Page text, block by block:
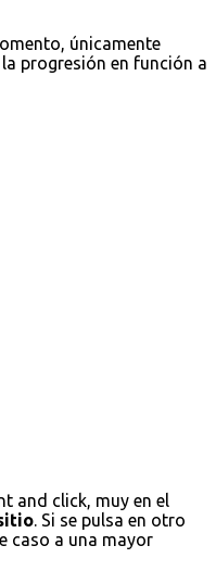
únicamente
progresión en función a
and click, muy en el
. Si se pulsa en otro
caso a una mayor